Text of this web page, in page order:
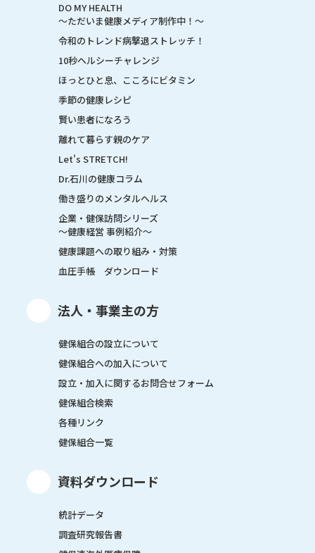
DO MY HEALTH
～ただいま健康メディア制作中！～
令和のトレンド病撃退ストレッチ！
10秒ヘルシーチャレンジ
ほっとひと息、こころにビタミン
季節の健康レシピ
賢い患者になろう
離れて暮らす親のケア
Let's STRETCH!
Dr.石川の健康コラム
働き盛りのメンタルヘルス
企業・健保訪問シリーズ
～健康経営 事例紹介～
健康課題への取り組み・対策
血圧手帳 ダウンロード
法人・事業主の方
健保組合の設立について
健保組合への加入について
設立・加入に関するお問合せフォーム
健保組合検索
各種リンク
健保組合一覧
資料ダウンロード
統計データ
調査研究報告書